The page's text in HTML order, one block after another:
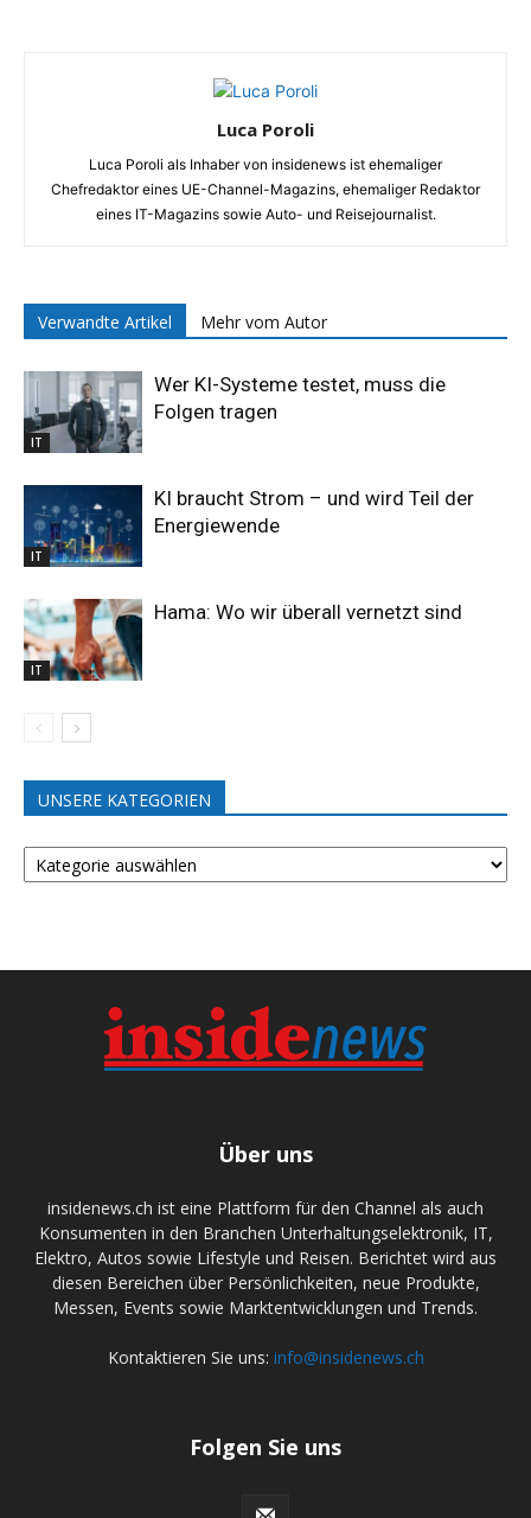
Luca Poroli
Luca Poroli als Inhaber von insidenews ist ehemaliger
Chefredaktor eines UE-Channel-Magazins, ehemaliger Redaktor
eines IT-Magazins sowie Auto- und Reisejournalist.
Verwandte Artikel Mehr vom Autor
IT
Wer KI-Systeme testet, muss die
Folgen tragen
IT
KI braucht Strom – und wird Teil der
Energiewende
IT
Hama: Wo wir überall vernetzt sind
UNSERE KATEGORIEN
UNSERE
KATEGORIEN
Über uns
insidenews.ch ist eine Plattform für den Channel als auch
Konsumenten in den Branchen Unterhaltungselektronik, IT,
Elektro, Autos sowie Lifestyle und Reisen. Berichtet wird aus
diesen Bereichen über Persönlichkeiten, neue Produkte,
Messen, Events sowie Marktentwicklungen und Trends.
Kontaktieren Sie uns: info@insidenews.ch
Folgen Sie uns